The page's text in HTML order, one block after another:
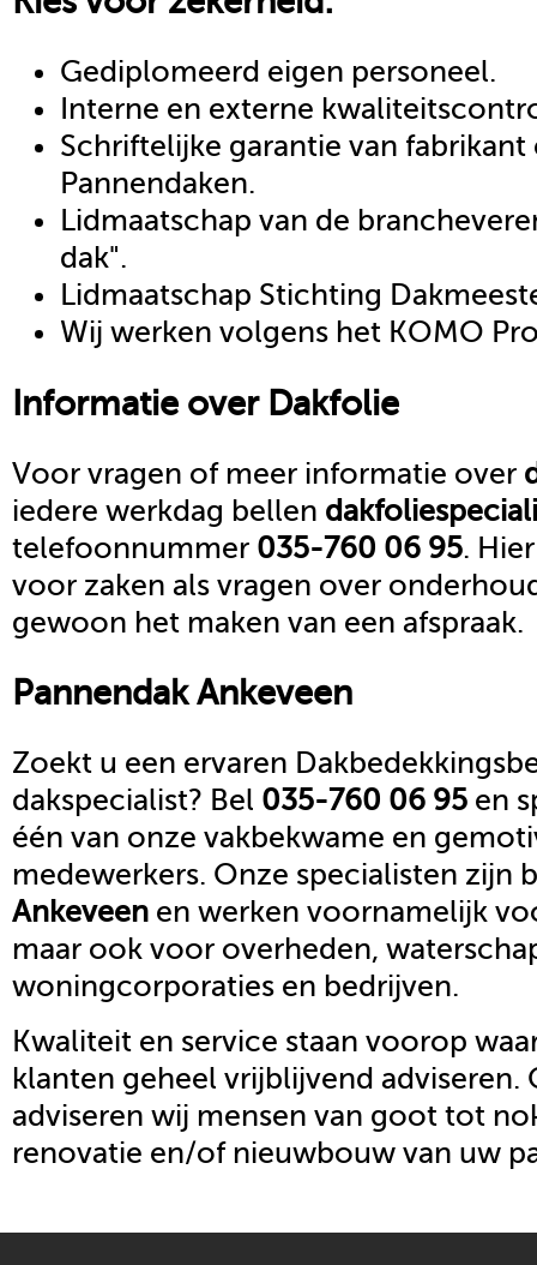
Gediplomeerd eigen personeel.
Interne en externe
Schriftelijke garantie van fabrikant
Pannendaken.
Lidmaatschap van de
dak".
Lidmaatschap Stichting
Wij werken volgens het KOMO
Informatie over Dakfolie
Voor vragen of meer informatie over
iedere werkdag bellen dakfolie
telefoonnummer 035-760 06 95.
voor zaken als vragen over
gewoon het maken van een afspraak.
PannendakAnkeveen
Zoekt u een ervaren
dakspecialist? Bel 035-760 06 95 en
één van onze vakbekwame en
medewerkers. Onze specialisten zijn
Ankeveen en werken voornamelijk
maar ook voor overheden,
woningcorporaties en bedrijven.
Kwaliteit en service staan voorop
klanten geheel vrijblijvend adviseren.
adviseren wij mensen van goot tot
renovatie en/of nieuwbouw van uw